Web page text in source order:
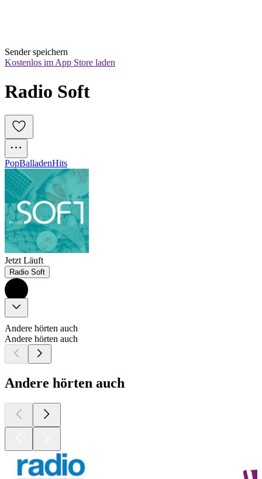
Sender speichern
Kostenlos im App Store laden
Radio Soft
PopBalladenHits
Jetzt Läuft
Radio Soft
Andere hörten auch
Andere hörten auch
Andere hörten auch